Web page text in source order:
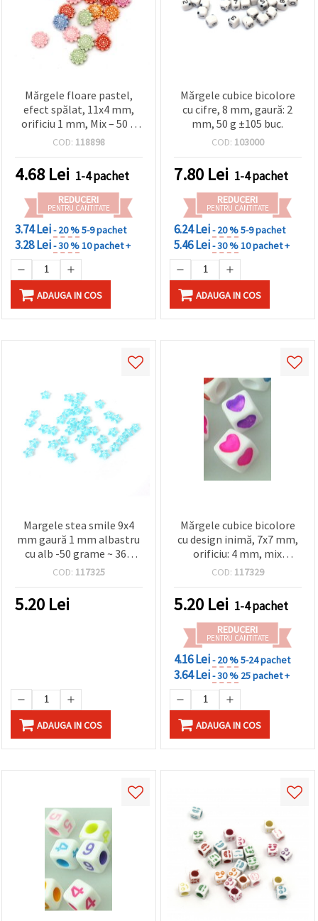
Mărgele floare pastel,
efect spălat, 11x4 mm,
orificiu 1 mm, Mix – 50 g
~152 buc.
COD: 118898
4.68 Lei 1-4 pachet
REDUCERI
PENTRU CANTITATE
3.74 Lei- 20 %5-9 pachet
3.28 Lei- 30 %10 pachet +
ADAUGA IN COS
Mărgele cubice bicolore
cu cifre, 8 mm, gaură: 2
mm, 50 g ±105 buc.
COD: 103000
7.80 Lei 1-4 pachet
REDUCERI
PENTRU CANTITATE
6.24 Lei- 20 %5-9 pachet
5.46 Lei- 30 %10 pachet +
ADAUGA IN COS
Margele stea smile 9x4
mm gaură 1 mm albastru
cu alb -50 grame ~ 365
bucăți
COD: 117325
5.20 Lei
ADAUGA IN COS
Mărgele cubice bicolore
cu design inimă, 7x7 mm,
orificiu: 4 mm, mix
asortat - 20 g (~85 buc.)
COD: 117329
5.20 Lei 1-4 pachet
REDUCERI
PENTRU CANTITATE
4.16 Lei- 20 %5-24 pachet
3.64 Lei- 30 % 25 pachet +
ADAUGA IN COS